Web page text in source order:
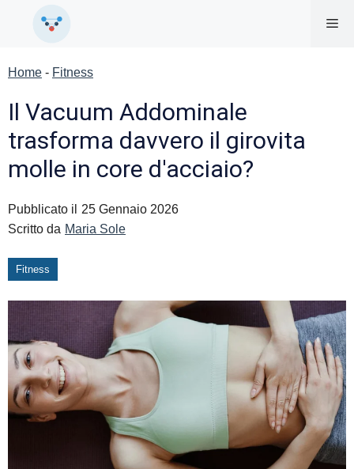
Home - Fitness
Il Vacuum Addominale
trasforma davvero il girovita
molle in core d'acciaio?
Pubblicato il
25 Gennaio 2026
Scritto da Maria Sole
Fitness